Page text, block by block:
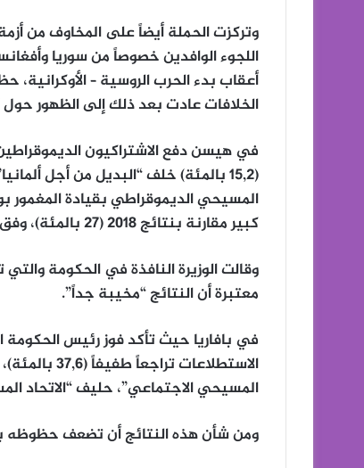
اللجوء الوافدين خصوصاً من سوريا
أعقاب بدء الحرب الروسية –
الخلافات عادت بعد ذلك إلى الظهور حول
في هيسن دفع الاشتراكيون الديموقراطين
كبير مقارنة بنتائج 2018 (27 بالمئة)، وفق أولى التقديرات.
وقالت الوزيرة النافذة في الحكومة
معتبرة أن النتائج “مخيبة جداً”.
في بافاريا حيث تأكد فوز رئيس
المسيحي الاجتماعي”، حليف “الاتحاد
ومن شأن هذه النتائج أن تضعف حظوظه